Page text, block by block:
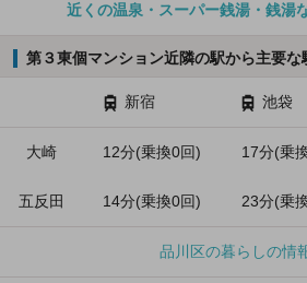
近くの温泉・スーパー銭湯・銭湯
第３東個マンション近隣の駅から主要な
新宿 池袋
大崎 12分(乗換0回) 17分(乗
五反田 14分(乗換0回) 23分(乗
品川区の暮らしの情